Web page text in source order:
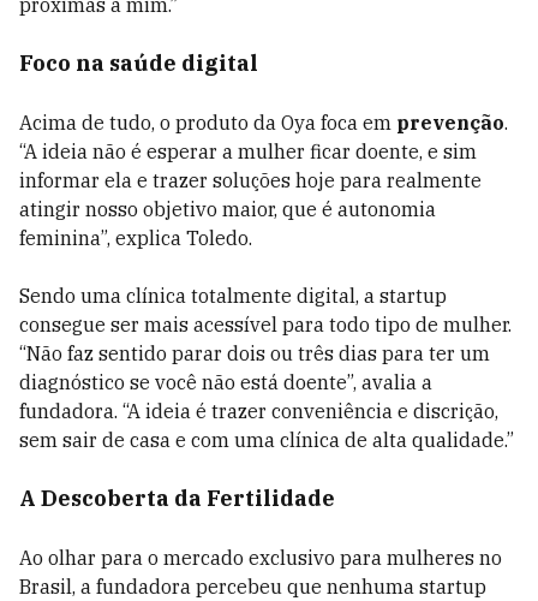
próximas a mim.”
Foco na saúde digital
Acima de tudo, o produto da Oya foca em prevenção.
“A ideia não é esperar a mulher ficar doente, e sim
informar ela e trazer soluções hoje para realmente
atingir nosso objetivo maior, que é autonomia
feminina”, explica Toledo.
Sendo uma clínica totalmente digital, a startup
consegue ser mais acessível para todo tipo de mulher.
“Não faz sentido parar dois ou três dias para ter um
diagnóstico se você não está doente”, avalia a
fundadora. “A ideia é trazer conveniência e discrição,
sem sair de casa e com uma clínica de alta qualidade.”
A Descoberta da Fertilidade
Ao olhar para o mercado exclusivo para mulheres no
Brasil, a fundadora percebeu que nenhuma startup